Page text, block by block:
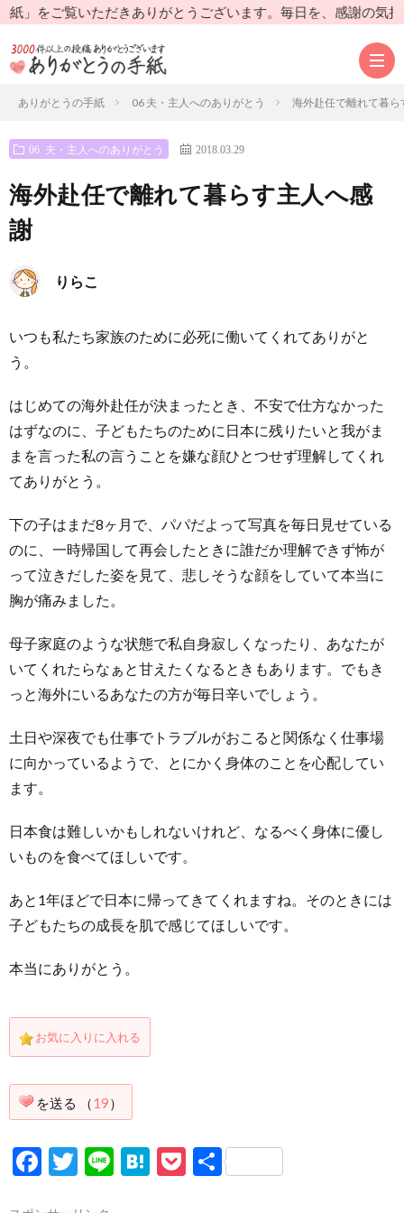
の
手
TOP
む
書
く
先
一
ご覧いただきありがとうございます。毎日を、感謝の気持ちを
ありがとうの手紙 06 夫・主人へのありがとう 海外赴任で離れて暮ら
06 夫・主人へのありがとう 2018.03.29
海外赴任で離れて暮らす主人へ感
謝
りらこ
いつも私たち家族のために必死に働いてくれてありがと
う。
はじめての海外赴任が決まったとき、不安で仕方なかった
はずなのに、子どもたちのために日本に残りたいと我がま
まを言った私の言うことを嫌な顔ひとつせず理解してくれ
てありがとう。
下の子はまだ8ヶ月で、パパだよって写真を毎日見せている
のに、一時帰国して再会したときに誰だか理解できず怖が
って泣きだした姿を見て、悲しそうな顔をしていて本当に
胸が痛みました。
母子家庭のような状態で私自身寂しくなったり、あなたが
いてくれたらなぁと甘えたくなるときもあります。でもき
っと海外にいるあなたの方が毎日辛いでしょう。
土日や深夜でも仕事でトラブルがおこると関係なく仕事場
に向かっているようで、とにかく身体のことを心配してい
ます。
日本食は難しいかもしれないけれど、なるべく身体に優し
いものを食べてほしいです。
あと1年ほどで日本に帰ってきてくれますね。そのときには
子どもたちの成長を肌で感じてほしいです。
本当にありがとう。
お気に入りに入れる
を送る （19）
Facebook
Twitter
LineHatena
Pocket
共